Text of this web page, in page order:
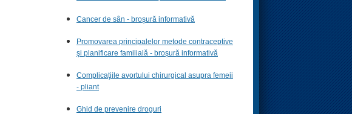
Cancer de sân - broşură informativă
Promovarea principalelor metode contraceptive
şi planificare familială - broşură informativă
Complicaţiile avortului chirurgical asupra femeii
- pliant
Ghid de prevenire droguri